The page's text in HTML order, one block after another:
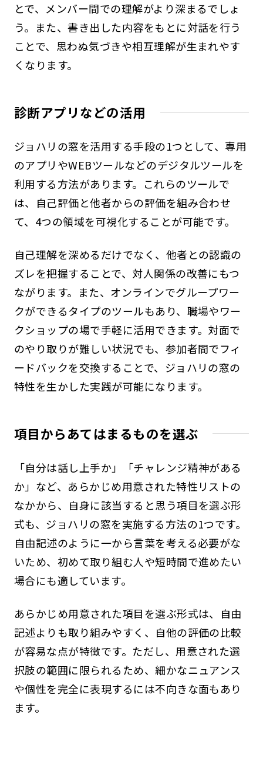
とで、メンバー間での理解がより深まるでしょ
う。また、書き出した内容をもとに対話を行う
ことで、思わぬ気づきや相互理解が生まれやす
くなります。
診断アプリなどの活用
ジョハリの窓を活用する手段の1つとして、専用
のアプリやWEBツールなどのデジタルツールを
利用する方法があります。これらのツールで
は、自己評価と他者からの評価を組み合わせ
て、4つの領域を可視化することが可能です。
自己理解を深めるだけでなく、他者との認識の
ズレを把握することで、対人関係の改善にもつ
ながります。また、オンラインでグループワー
クができるタイプのツールもあり、職場やワー
クショップの場で手軽に活用できます。対面で
のやり取りが難しい状況でも、参加者間でフィ
ードバックを交換することで、ジョハリの窓の
特性を生かした実践が可能になります。
項目からあてはまるものを選ぶ
「自分は話し上手か」「チャレンジ精神がある
か」など、あらかじめ用意された特性リストの
なかから、自身に該当すると思う項目を選ぶ形
式も、ジョハリの窓を実施する方法の1つです。
自由記述のように一から言葉を考える必要がな
いため、初めて取り組む人や短時間で進めたい
場合にも適しています。
あらかじめ用意された項目を選ぶ形式は、自由
記述よりも取り組みやすく、自他の評価の比較
が容易な点が特徴です。ただし、用意された選
択肢の範囲に限られるため、細かなニュアンス
や個性を完全に表現するには不向きな面もあり
ます。